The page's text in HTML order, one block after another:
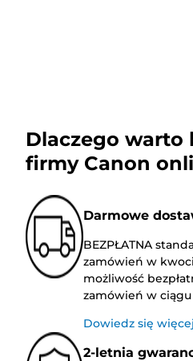
Dlaczego
firmy Canon
Darmowe
BEZPŁATNA
zamówień w
możliwość
zamówień w
Dowiedz się więcej
2-letnia